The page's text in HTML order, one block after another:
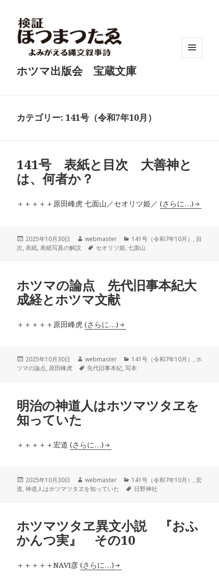
ホツマ出版会 宝蔵文庫
カテゴリー:141号（令和7年10月）
141号 表紙と目次 大善神と
は、何者か？
＋＋＋＋＋原田峰虎 七面山／セオリツ姫／(さらに…)
投
稿
2025年10月30日
作
成
webmaster
カ
テ
141号（令和7年10月） , 目
次,表紙,表紙写真の解説
タ
セオリツ姫,七面山
ホツマの論点 先代旧事本紀大
成経とホツマ文献
＋＋＋＋＋原田峰虎(さらに…)
投
稿
2025年10月30日
作
成
webmaster
カ
テ
141号（令和7年10月） ,ホ
ツマの論点, 原田峰虎
タ
先代旧事本紀,写本
明治の神道人はホツマツタヱを
知っていた
＋＋＋＋＋宏道(さらに…)
投
稿
2025年10月30日
作
成
webmaster
カ
テ
141号（令和7年10月） ,宏
道,神道人はホツマツタヱを知っていた
タ
日野神社
ホツマツタヱ異文小説 『おふ
かんつ実』 その10
＋＋＋＋＋NAVI彦(さらに…)